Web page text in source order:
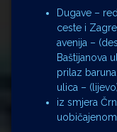
Dugave –
ceste i
avenija –
Baštijanova
prilaz
ulica –
iz smjera